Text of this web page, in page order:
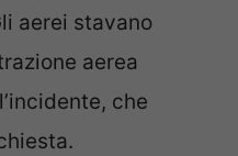
aerei stavano
aerea
che